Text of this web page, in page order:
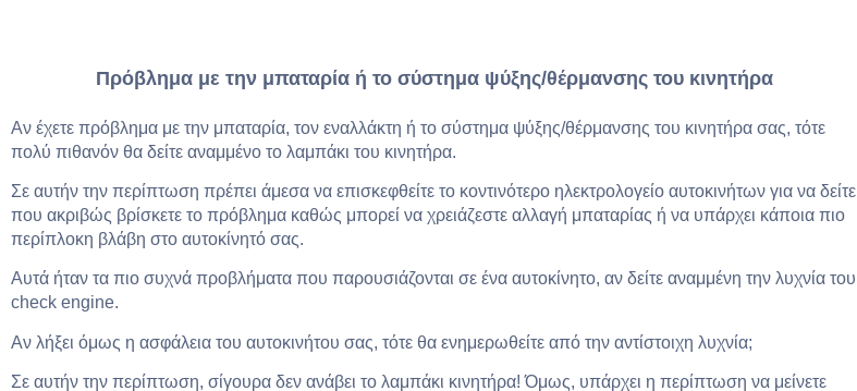
Πρόβλημα με την μπαταρία ή το σύστημα ψύξης/θέρμανσης του κινητήρα
Αν έχετε πρόβλημα με την μπαταρία, τον εναλλάκτη ή το σύστημα ψύξης/θέρμανσης του κινητήρα σας, τότε
πολύ πιθανόν θα δείτε αναμμένο το λαμπάκι του κινητήρα.
Σε αυτήν την περίπτωση πρέπει άμεσα να επισκεφθείτε το κοντινότερο ηλεκτρολογείο αυτοκινήτων για να δείτε
που ακριβώς βρίσκετε το πρόβλημα καθώς μπορεί να χρειάζεστε αλλαγή μπαταρίας ή να υπάρχει κάποια πιο
περίπλοκη βλάβη στο αυτοκίνητό σας.
Αυτά ήταν τα πιο συχνά προβλήματα που παρουσιάζονται σε ένα αυτοκίνητο, αν δείτε αναμμένη την λυχνία του
check engine.
Αν λήξει όμως η ασφάλεια του αυτοκινήτου σας, τότε θα ενημερωθείτε από την αντίστοιχη λυχνία;
Σε αυτήν την περίπτωση, σίγουρα δεν ανάβει το λαμπάκι κινητήρα! Όμως, υπάρχει η περίπτωση να μείνετε